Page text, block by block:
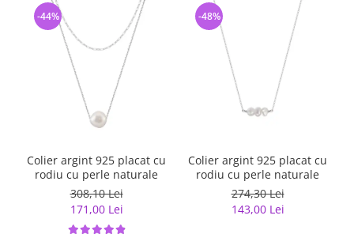
Colier argint 925 placat cu
rodiu cu perle naturale
308,10 Lei
171,00 Lei
-44%
Colier argint 925 placat cu
rodiu cu perle naturale
274,30 Lei
143,00 Lei
-48%